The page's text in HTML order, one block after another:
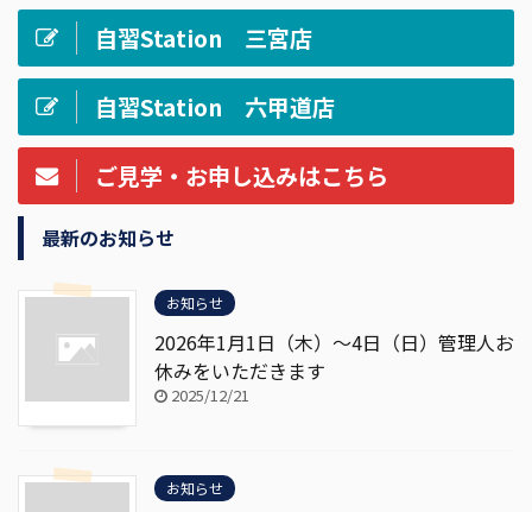
自習Station 三宮店
自習Station 六甲道店
ご見学・お申し込みはこちら
最新のお知らせ
お知らせ
2026年1月1日（木）～4日（日）管理人お
休みをいただきます
2025/12/21
お知らせ